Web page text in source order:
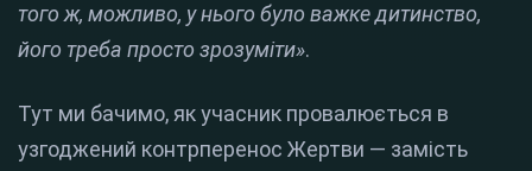
того ж, можливо, у нього було важке дитинство,
його треба просто зрозуміти».
Тут ми бачимо, як учасник провалюється в
узгоджений контрперенос Жертви — замість